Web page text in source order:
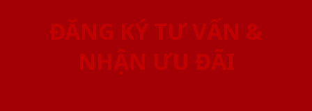
ĐĂNG KÝ TƯ VẤN &
NHẬN ƯU ĐÃI